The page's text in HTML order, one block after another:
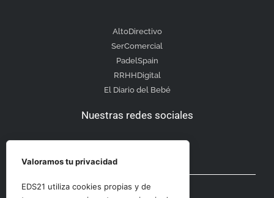
AltoDirectivo
SerComercial
PadelSpain
RRHHDigital
El Diario del Bebé
Nuestras redes sociales
Otras secciones
Valoramos tu privacidad
EDS21 utiliza cookies propias y de